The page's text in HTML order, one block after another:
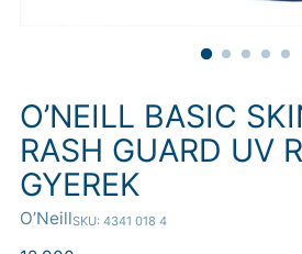
O’NEILL BASIC
RASH GUARD UV
GYEREK
O’NeillSKU: 4341 018 4